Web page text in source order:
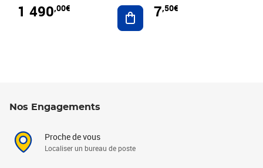
1 490,00€ Ajouter au panier
7,50€
Nos Engagements
Proche de vous
Localiser un bureau de poste